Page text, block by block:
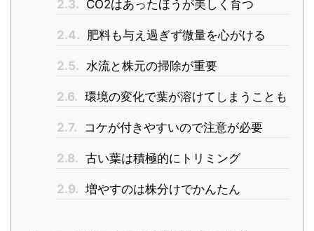
2.3. CO2はあったほうが美しく育つ
2.4. 肥料も与え過ぎず微量を心がける
2.5. 水流と株元の掃除が重要
2.6. 環境の変化で葉が溶けてしまうことも
2.7. コケが付きやすいので注意が必要
2.8. 古い葉は積極的にトリミング
2.9. 増やすのは株分けでかんたん